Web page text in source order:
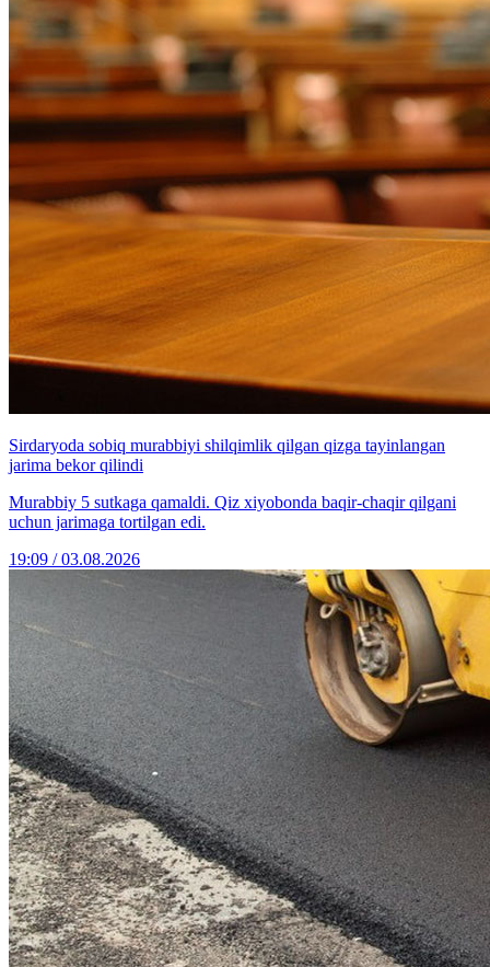
Sirdaryoda sobiq murabbiyi shilqimlik qilgan qizga tayinlangan
jarima bekor qilindi
Murabbiy 5 sutkaga qamaldi. Qiz xiyobonda baqir-chaqir qilgani
uchun jarimaga tortilgan edi.
19:09 / 03.08.2026